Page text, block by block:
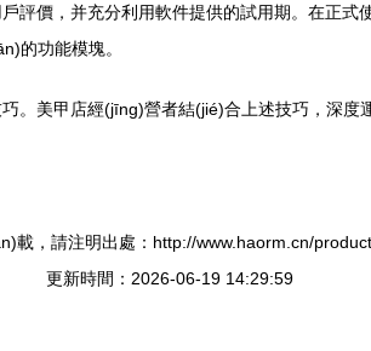
評價，并充分利用軟件提供的試用期。在正
的功能模塊。
。美甲店經(jīng)營者結(jié)合上述技巧，深
載，請注明出處：http://www.haorm.cn/
更新時間：2026-06-19 14:29:59